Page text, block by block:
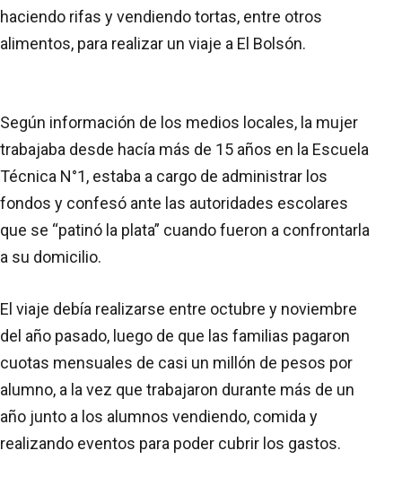
haciendo rifas y vendiendo tortas, entre otros
alimentos, para realizar un viaje a El Bolsón.
Según información de los medios locales, la mujer
trabajaba desde hacía más de 15 años en la Escuela
Técnica N°1, estaba a cargo de administrar los
fondos y confesó ante las autoridades escolares
que se “patinó la plata” cuando fueron a confrontarla
a su domicilio.
El viaje debía realizarse entre octubre y noviembre
del año pasado, luego de que las familias pagaron
cuotas mensuales de casi un millón de pesos por
alumno, a la vez que trabajaron durante más de un
año junto a los alumnos vendiendo, comida y
realizando eventos para poder cubrir los gastos.